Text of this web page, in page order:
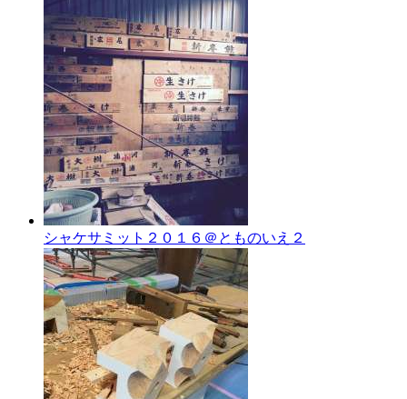
シャケサミット２０１６＠とものいえ２